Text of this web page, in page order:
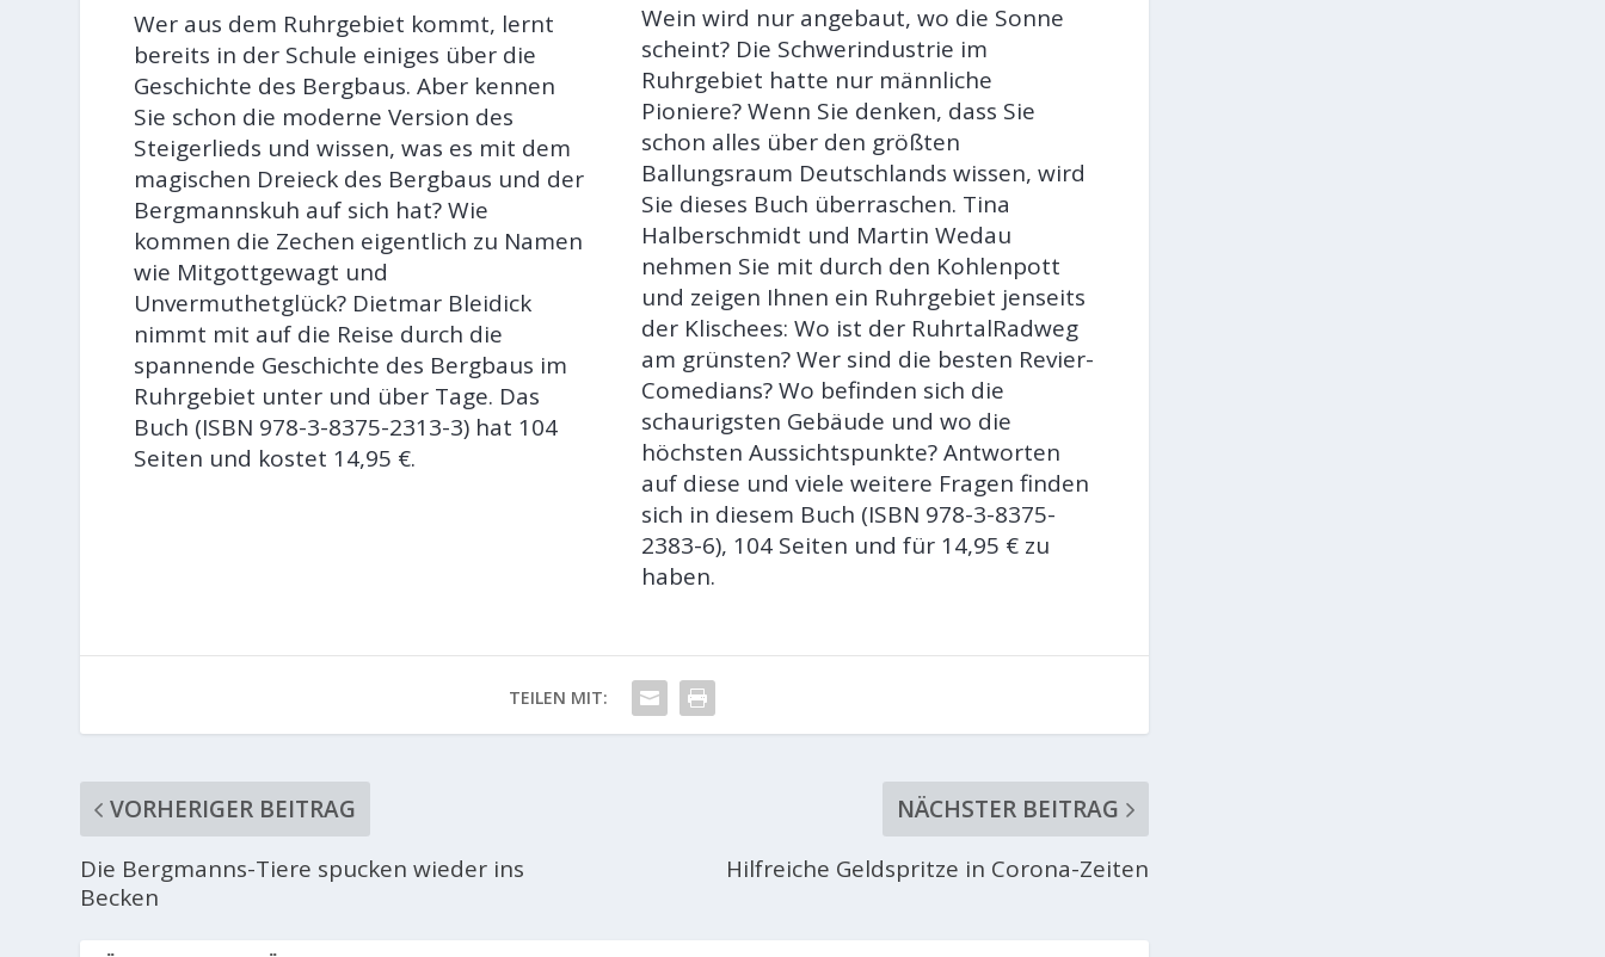
Wer aus dem Ruhrgebiet kommt, lernt
bereits in der Schule einiges über die
Geschichte des Bergbaus. Aber kennen
Sie schon die moderne Version des
Steigerlieds und wissen, was es mit dem
magischen Dreieck des Bergbaus und der
Bergmannskuh auf sich hat? Wie
kommen die Zechen eigentlich zu Namen
wie Mitgottgewagt und
Unvermuthetglück? Dietmar Bleidick
nimmt mit auf die Reise durch die
spannende Geschichte des Bergbaus im
Ruhrgebiet unter und über Tage. Das
Buch (ISBN 978-3-8375-2313-3) hat 104
Seiten und kostet 14,95 €.
Wein wird nur angebaut, wo die Sonne
scheint? Die Schwerindustrie im
Ruhrgebiet hatte nur männliche
Pioniere? Wenn Sie denken, dass Sie
schon alles über den größten
Ballungsraum Deutschlands wissen, wird
Sie dieses Buch überraschen. Tina
Halberschmidt und Martin Wedau
nehmen Sie mit durch den Kohlenpott
und zeigen Ihnen ein Ruhrgebiet jenseits
der Klischees: Wo ist der RuhrtalRadweg
am grünsten? Wer sind die besten Revier-
Comedians?Wo befinden sich die
schaurigsten Gebäude und wo die
höchsten Aussichtspunkte? Antworten
auf diese und viele weitere Fragen finden
sich in diesem Buch (ISBN 978-3-8375-
2383-6), 104 Seiten und für 14,95 € zu
haben.
TEILEN MIT:
VORHERIGER BEITRAG
Die Bergmanns-Tiere spucken wieder ins
Becken
NÄCHSTER BEITRAG
Hilfreiche Geldspritze in Corona-Zeiten